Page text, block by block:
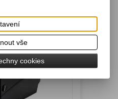
Přidat do košíku
vše
cookies